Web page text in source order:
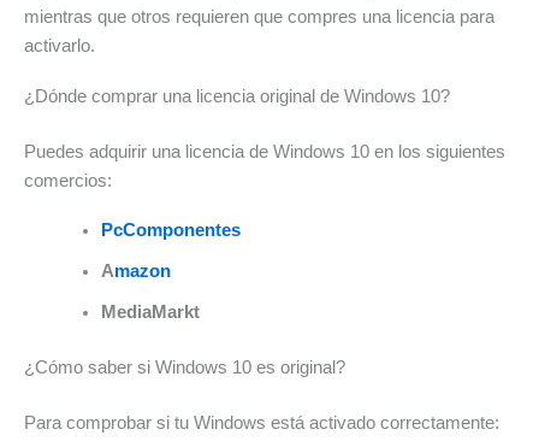
mientras que otros requieren que compres una licencia para
activarlo.
¿Dónde comprar una licencia original de Windows 10?
Puedes adquirir una licencia de Windows 10 en los siguientes
comercios:
PcComponentes
Amazon
MediaMarkt
¿Cómo saber si Windows 10 es original?
Para comprobar si tu Windows está activado correctamente: